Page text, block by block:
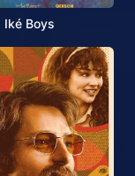
Iké Boys